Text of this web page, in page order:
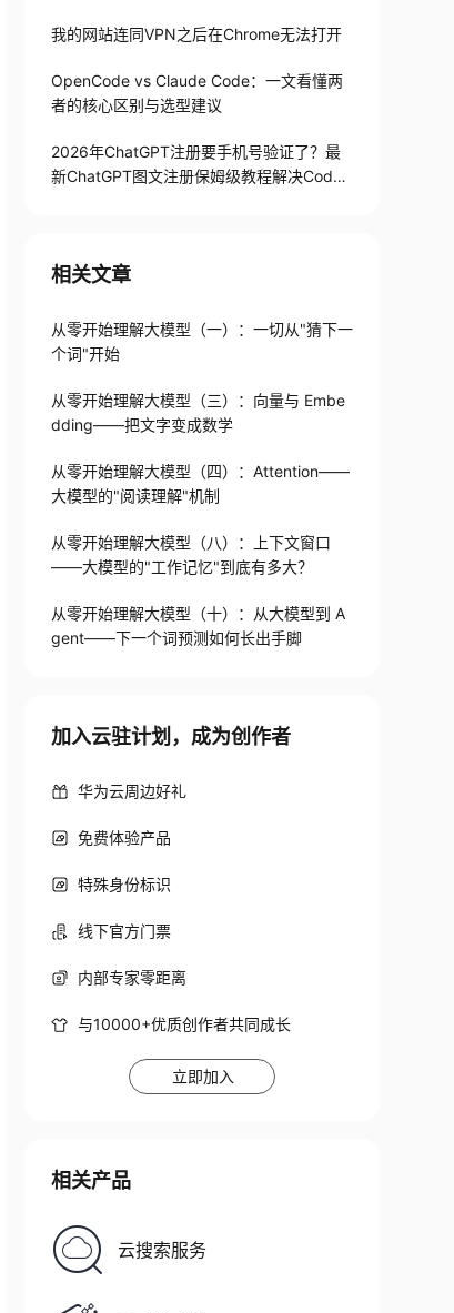
我的网站连同VPN之后在Chrome无法打开
OpenCode vs Claude Code：一文看懂两
者的核心区别与选型建议
2026年ChatGPT注册要手机号验证了？最
新ChatGPT图文注册保姆级教程解决Codex
相关文章
从零开始理解大模型（一）：一切从"猜下一
个词"开始
从零开始理解大模型（三）：向量与 Embe
dding——把文字变成数学
从零开始理解大模型（四）：Attention——
大模型的"阅读理解"机制
从零开始理解大模型（八）：上下文窗口
——大模型的"工作记忆"到底有多大？
从零开始理解大模型（十）：从大模型到 A
gent——下一个词预测如何长出手脚
加入云驻计划，成为创作者
华为云周边好礼
免费体验产品
特殊身份标识
线下官方门票
内部专家零距离
与10000+优质创作者共同成长
立即加入
相关产品
云搜索服务